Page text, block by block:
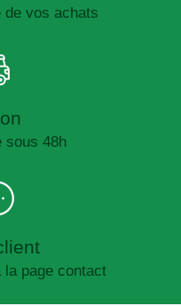
de vos achats
sous 48h
la page contact